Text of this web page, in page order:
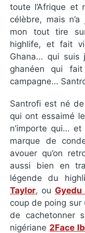
toute l’Afrique et
célèbre, mais
mon tout tire
highlife, et fait
Ghana… qui suis
ghanéen qui
campagne…
Santrofi est né
qui ont essaimé
n’importe qui…
marque de
avouer qu’on
aussi bien en
légende du
Taylor, ou
coup de poing
de cachetonner
nigériane 2Face